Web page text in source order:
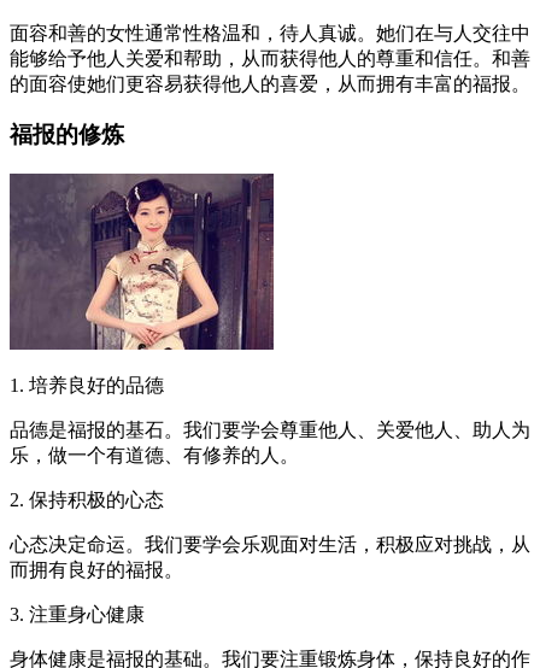
面容和善的女性通常性格温和，待人真诚。她们在与人交往中
能够给予他人关爱和帮助，从而获得他人的尊重和信任。和善
的面容使她们更容易获得他人的喜爱，从而拥有丰富的福报。
福报的修炼
1. 培养良好的品德
品德是福报的基石。我们要学会尊重他人、关爱他人、助人为
乐，做一个有道德、有修养的人。
2. 保持积极的心态
心态决定命运。我们要学会乐观面对生活，积极应对挑战，从
而拥有良好的福报。
3. 注重身心健康
身体健康是福报的基础。我们要注重锻炼身体，保持良好的作